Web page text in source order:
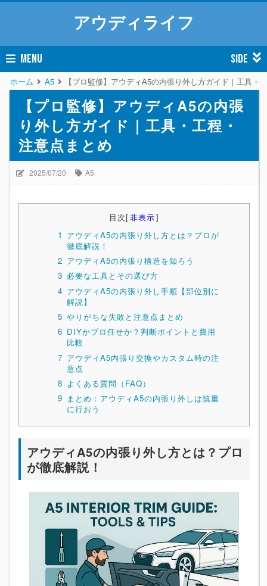
アウディライフ
MENU SIDE
ホーム A5 【プロ監修】アウディA5の内張り外し方ガイド｜工具・
【プロ監修】アウディA5の内張
り外し方ガイド｜工具・工程・
注意点まとめ
2025/07/20 A5
目次[非表示]
1 アウディA5の内張り外し方とは？プロが
徹底解説！
2 アウディA5の内張り構造を知ろう
3 必要な工具とその選び方
4 アウディA5の内張り外し手順【部位別に
解説】
5 やりがちな失敗と注意点まとめ
6 DIYかプロ任せか？判断ポイントと費用
比較
7 アウディA5内張り交換やカスタム時の注
意点
8 よくある質問（FAQ）
9 まとめ：アウディA5の内張り外しは慎重
に行おう
アウディA5の内張り外し方とは？プロ
が徹底解説！